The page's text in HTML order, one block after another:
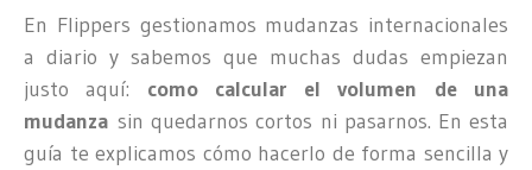
En Flippers gestionamos mudanzas internacionales
a diario y sabemos que muchas dudas empiezan
justo aquí: como calcular el volumen de una
mudanza sin quedarnos cortos ni pasarnos. En esta
guía te explicamos cómo hacerlo de forma sencilla y